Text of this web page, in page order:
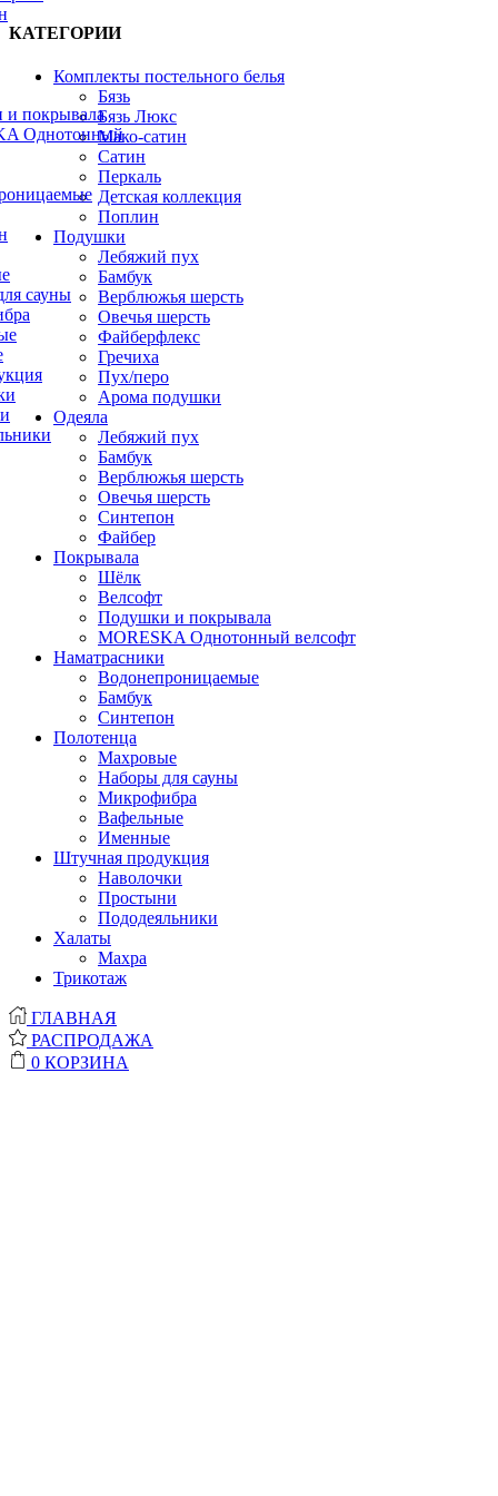
покрывала
Однотонный
сауны
КАТЕГОРИИ
Комплекты постельного белья
Бязь
Бязь Люкс
Мако-сатин
Сатин
Перкаль
Детская коллекция
Поплин
Подушки
Лебяжий пух
Бамбук
Верблюжья шерсть
Овечья шерсть
Файберфлекс
Гречиха
Пух/перо
Арома подушки
Одеяла
Лебяжий пух
Бамбук
Верблюжья шерсть
Овечья шерсть
Синтепон
Файбер
Покрывала
Шёлк
Велсофт
Подушки и покрывала
MORESKA Однотонный велсофт
Наматрасники
Водонепроницаемые
Бамбук
Синтепон
Полотенца
Махровые
Наборы для сауны
Микрофибра
Вафельные
Именные
Штучная продукция
Наволочки
Простыни
Пододеяльники
Халаты
Махра
Трикотаж
ГЛАВНАЯ
РАСПРОДАЖА
0 КОРЗИНА